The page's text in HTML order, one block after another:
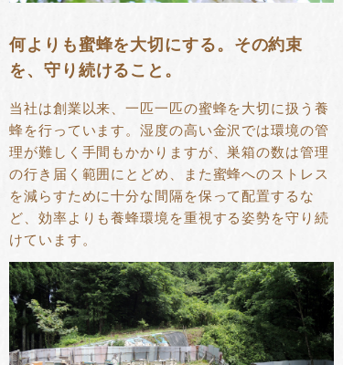
何よりも蜜蜂を大切にする。その約束
を、守り続けること。
当社は創業以来、一匹一匹の蜜蜂を大切に扱う養
蜂を行っています。湿度の高い金沢では環境の管
理が難しく手間もかかりますが、巣箱の数は管理
の行き届く範囲にとどめ、また蜜蜂へのストレス
を減らすために十分な間隔を保って配置するな
ど、効率よりも養蜂環境を重視する姿勢を守り続
けています。